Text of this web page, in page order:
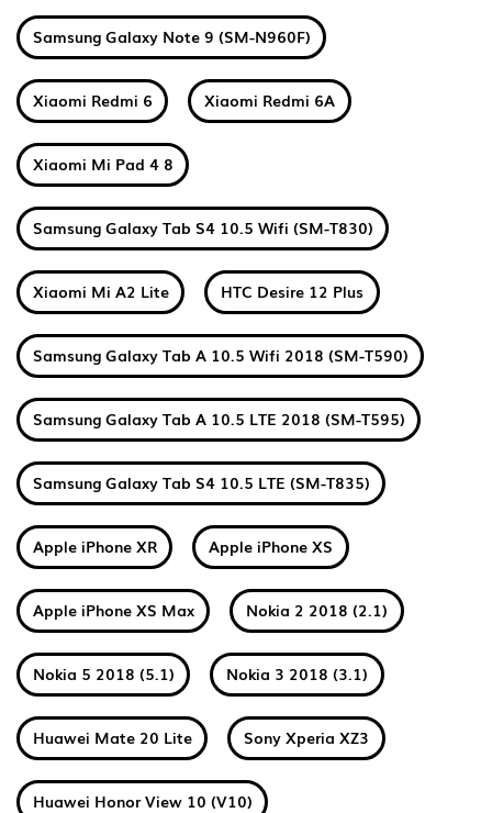
Samsung Galaxy Note 9 (SM-N960F)
Xiaomi Redmi 6 Xiaomi Redmi 6A
Xiaomi Mi Pad 4 8
Samsung Galaxy Tab S4 10.5 Wifi (SM-T830)
Xiaomi Mi A2 Lite HTC Desire 12 Plus
Samsung Galaxy Tab A 10.5 Wifi 2018 (SM-T590)
Samsung Galaxy Tab A 10.5 LTE 2018 (SM-T595)
Samsung Galaxy Tab S4 10.5 LTE (SM-T835)
Apple iPhone XR Apple iPhone XS
Apple iPhone XS Max Nokia 2 2018 (2.1)
Nokia 5 2018 (5.1) Nokia 3 2018 (3.1)
Huawei Mate 20 Lite Sony Xperia XZ3
Huawei Honor View 10 (V10)